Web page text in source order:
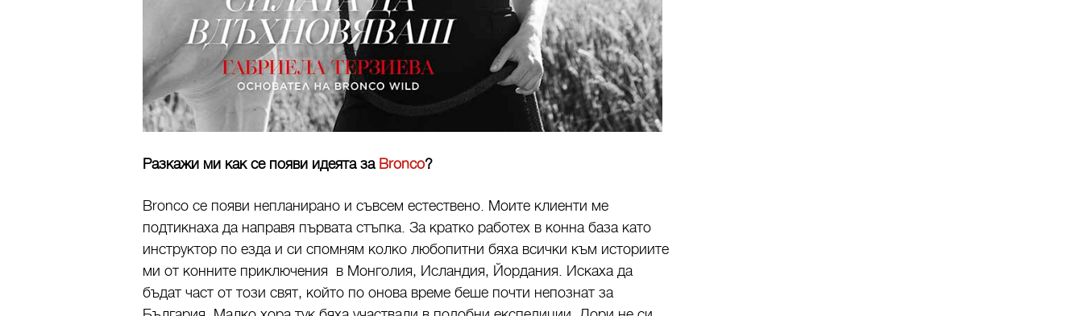
Разкажи ми как се появи идеята за Bronco?
Bronco се появи непланирано и съвсем естествено. Моите клиенти ме
подтикнаха да направя първата стъпка. За кратко работех в конна база като
инструктор по езда и си спомням колко любопитни бяха всички към историите
ми от конните приключения в Монголия, Исландия, Йордания. Искаха да
бъдат част от този свят, който по онова време беше почти непознат за